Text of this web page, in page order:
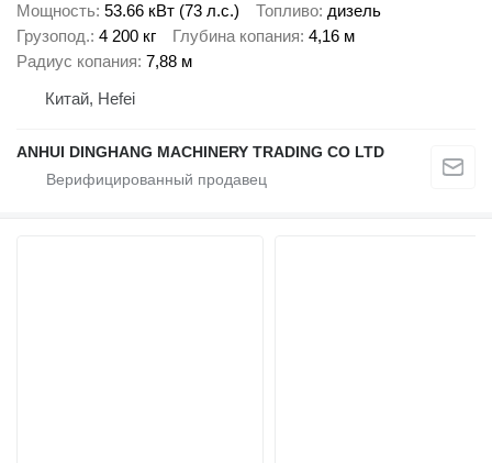
Мощность 53.66 кВт (73 л.с.) Топливо дизель
Грузопод. 4 200 кг Глубина копания 4,16 м
Радиус копания 7,88 м
Китай, Hefei
ANHUI DINGHANG MACHINERY TRADING CO LTD